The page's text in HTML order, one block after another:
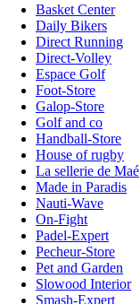
Basket Center
Daily Bikers
Direct Running
Direct-Volley
Espace Golf
Foot-Store
Galop-Store
Golf and co
Handball-Store
House of rugby
La sellerie de Maé
Made in Paradis
Nauti-Wave
On-Fight
Padel-Expert
Pecheur-Store
Pet and Garden
Slowood Interior
Smash-Expert